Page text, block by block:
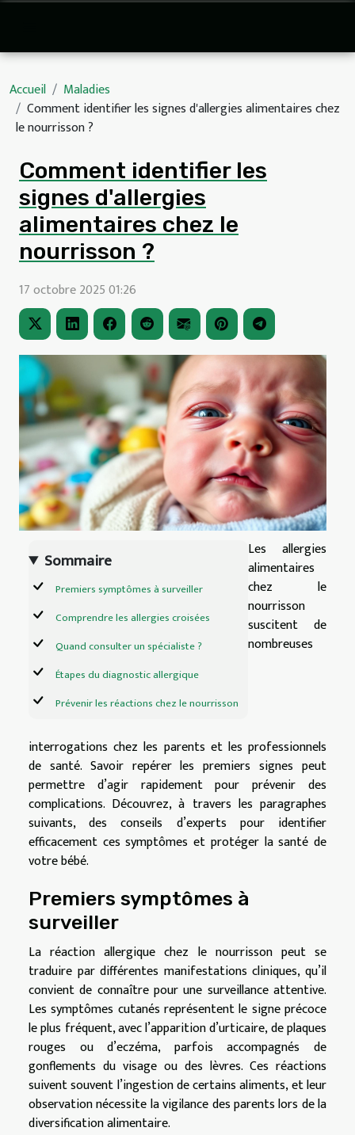
Accueil
Maladies
Comment identifier les signes d'allergies alimentaires chez
le nourrisson ?
Comment identifier les
signes d'allergies
alimentaires chez le
nourrisson ?
17 octobre 2025 01:26
Sommaire
Premiers symptômes à surveiller
Comprendre les allergies croisées
Quand consulter un spécialiste ?
Étapes du diagnostic allergique
Prévenir les réactions chez le nourrisson
Les allergies
alimentaires
chez le
nourrisson
suscitent de
nombreuses
interrogations chez les parents et les professionnels
de santé. Savoir repérer les premiers signes peut
permettre d’agir rapidement pour prévenir des
complications. Découvrez, à travers les paragraphes
suivants, des conseils d’experts pour identifier
efficacement ces symptômes et protéger la santé de
votre bébé.
Premiers symptômes à
surveiller
La réaction allergique chez le nourrisson peut se
traduire par différentes manifestations cliniques, qu’il
convient de connaître pour une surveillance attentive.
Les symptômes cutanés représentent le signe précoce
le plus fréquent, avec l’apparition d’urticaire, de plaques
rouges ou d’eczéma, parfois accompagnés de
gonflements du visage ou des lèvres. Ces réactions
suivent souvent l’ingestion de certains aliments, et leur
observation nécessite la vigilance des parents lors de la
diversification alimentaire.